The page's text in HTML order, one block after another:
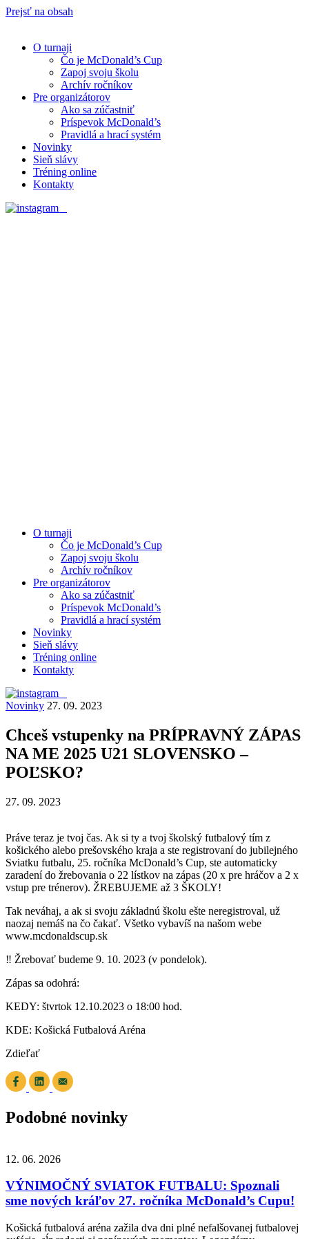
Prejsť na obsah
O turnaji
Čo je McDonald’s Cup
Zapoj svoju školu
Archív ročníkov
Pre organizátorov
Ako sa zúčastniť
Príspevok McDonald’s
Pravidlá a hrací systém
Novinky
Sieň slávy
Tréning online
Kontakty
O turnaji
Čo je McDonald’s Cup
Zapoj svoju školu
Archív ročníkov
Pre organizátorov
Ako sa zúčastniť
Príspevok McDonald’s
Pravidlá a hrací systém
Novinky
Sieň slávy
Tréning online
Kontakty
Novinky 27. 09. 2023
Chceš vstupenky na PRÍPRAVNÝ ZÁPAS
NA ME 2025 U21 SLOVENSKO –
POĽSKO?
27. 09. 2023
Práve teraz je tvoj čas. Ak si ty a tvoj školský futbalový tím z
košického alebo prešovského kraja a ste registrovaní do jubilejného
Sviatku futbalu, 25. ročníka McDonald’s Cup, ste automaticky
zaradení do žrebovania o 22 lístkov na zápas (20 x pre hráčov a 2 x
vstup pre trénerov). ŽREBUJEME až 3 ŠKOLY!
Tak neváhaj, a ak si svoju základnú školu ešte neregistroval, už
naozaj nemáš na čo čakať. Všetko vybavíš na našom webe
www.mcdonaldscup.sk
‼️ Žrebovať budeme 9. 10. 2023 (v pondelok).
Zápas sa odohrá:
KEDY: štvrtok 12.10.2023 o 18:00 hod.
KDE: Košická Futbalová Aréna
Zdieľať
Podobné novinky
12. 06. 2026
VÝNIMOČNÝ SVIATOK FUTBALU: Spoznali
sme nových kráľov 27. ročníka McDonald’s Cupu!
Košická futbalová aréna zažila dva dni plné nefalšovanej futbalovej